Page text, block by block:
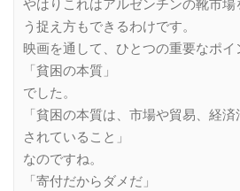
やはりこれはアルゼンチンの靴市
う捉え方もできるわけです。
映画を通して、ひとつの重要なポイ
「貧困の本質」
でした。
「貧困の本質は、市場や貿易、経
されていること」
なのですね。
「寄付だからダメだ」